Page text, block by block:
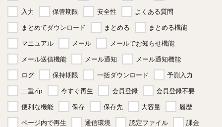
入力
保管期限 安全性
よくある質問
まとめてダウンロード
まとめる
まとめる機能
マニュアル
メール
メールでお知らせ機能
メール送信機能
メール通知
メール通知機能
ログ
保持期限 一括ダウンロード
予測入力
二重zip
今すぐ再生 会員登録
会員登録不要
便利な機能
保存 保存先 大容量
履歴
ページ内で再生
通信環境 認定ファイル
課金